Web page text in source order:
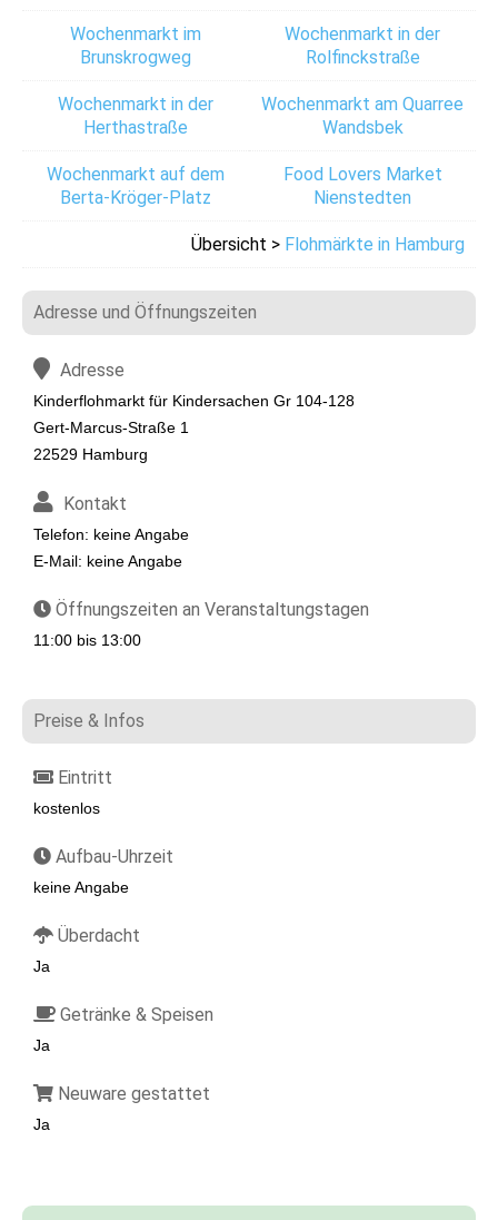
Wochenmarkt im
Brunskrogweg
Wochenmarkt in der
Rolfinckstraße
Wochenmarkt in der
Herthastraße
Wochenmarkt am Quarree
Wandsbek
Wochenmarkt auf dem
Berta-Kröger-Platz
Food Lovers Market
Nienstedten
Übersicht > Flohmärkte in Hamburg
Adresse und Öffnungszeiten
Adresse
Kinderflohmarkt für Kindersachen Gr 104-128
Gert-Marcus-Straße 1
22529 Hamburg
Kontakt
Telefon: keine Angabe
E-Mail: keine Angabe
Öffnungszeiten an Veranstaltungstagen
11:00 bis 13:00
Preise & Infos
Eintritt
kostenlos
Aufbau-Uhrzeit
keine Angabe
Überdacht
Ja
Getränke & Speisen
Ja
Neuware gestattet
Ja